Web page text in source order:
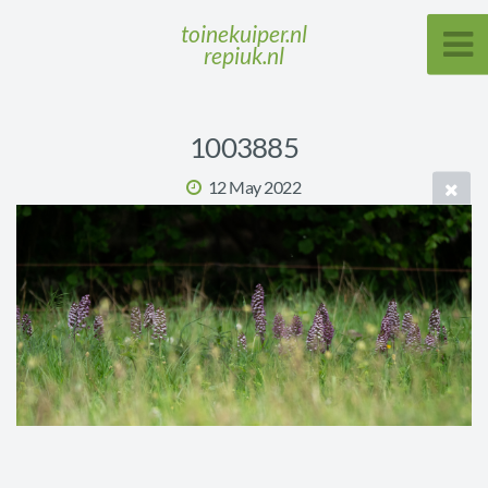
toinekuiper.nl
repiuk.nl
1003885
12 May 2022